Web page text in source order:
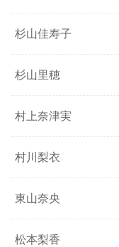
杉山佳寿子
杉山里穂
村上奈津実
村川梨衣
東山奈央
松本梨香